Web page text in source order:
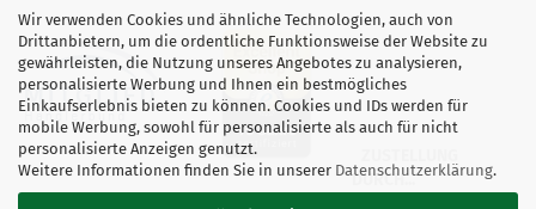
Wir verwenden Cookies und ähnliche Technologien, auch von
Drittanbietern, um die ordentliche Funktionsweise der Website zu
gewährleisten, die Nutzung unseres Angebotes zu analysieren,
personalisierte Werbung und Ihnen ein bestmögliches
Einkaufserlebnis bieten zu können. Cookies und IDs werden für
mobile Werbung, sowohl für personalisierte als auch für nicht
personalisierte Anzeigen genutzt.
Weitere Informationen finden Sie in unserer Datenschutzerklärung.
DURCH...